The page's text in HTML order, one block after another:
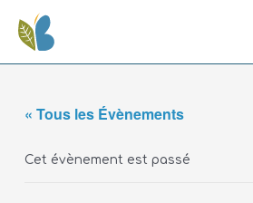
« Tous les Évènements
Cet évènement est passé